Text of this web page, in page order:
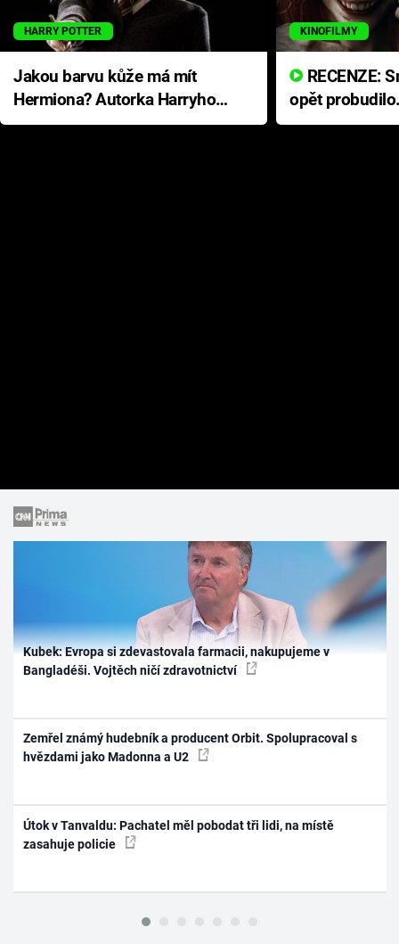
HARRY POTTER
Jakou barvu kůže má mít
Hermiona? Autorka Harryho
Pottera přišla s ráznou
KINOFILMY
opět
přichází s
Kubek: Evropa si zdevastovala farmacii, nakupujeme v
Bangladéši. Vojtěch ničí zdravotnictví
Zemřel známý hudebník a producent Orbit. Spolupracoval s
hvězdami jako Madonna a U2
Útok v Tanvaldu: Pachatel měl pobodat tři lidi, na místě
zasahuje policie